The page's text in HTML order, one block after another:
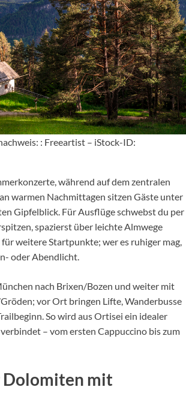
: Freeartist – iStock-ID:
während auf dem zentralen
warmen Nachmittagen sitzen Gäste unter
Gipfelblick. Für Ausflüge schwebst du per
spazierst über leichte Almwege
weitere Startpunkte; wer es ruhiger mag,
oder Abendlicht.
nach Brixen/Bozen und weiter mit
vor Ort bringen Lifte, Wanderbusse
So wird aus Ortisei ein idealer
– vom ersten Cappuccino bis zum
Dolomiten mit